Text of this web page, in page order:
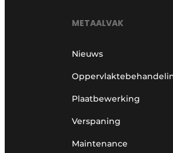
METAALVAK
Nieuws
Plaatbewerking
Verspaning
Maintenance